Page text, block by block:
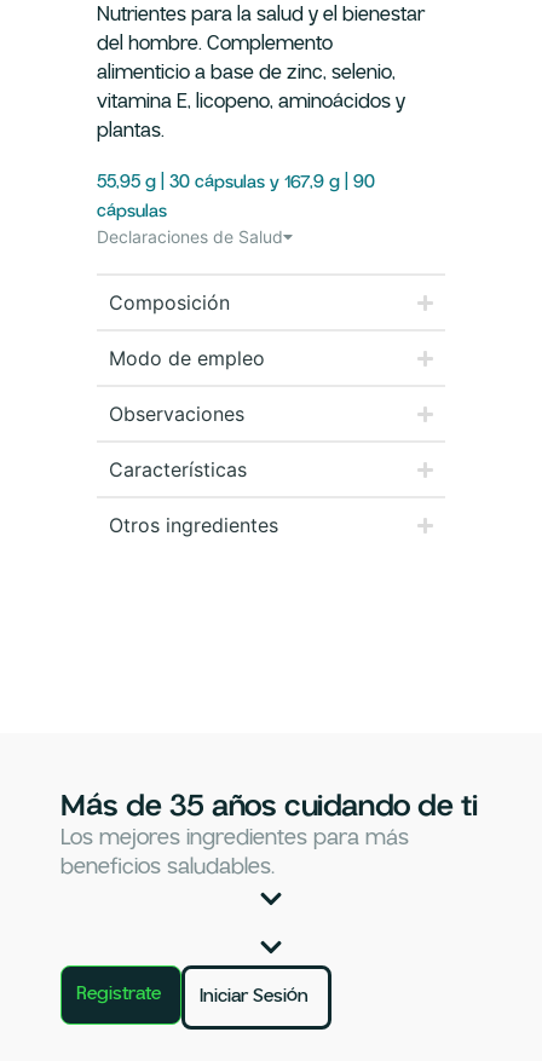
Nutrientes para la salud y el bienestar
del hombre. Complemento
alimenticio a base de zinc, selenio,
vitamina E, licopeno, aminoácidos y
plantas.
55,95 g | 30 cápsulas y 167,9 g | 90
cápsulas
Declaraciones de Salud
Composición
Modo de empleo
Observaciones
Características
Otros ingredientes
Más de 35 años cuidando de ti
Los mejores ingredientes para más
beneficios saludables.
Registrate Iniciar Sesión